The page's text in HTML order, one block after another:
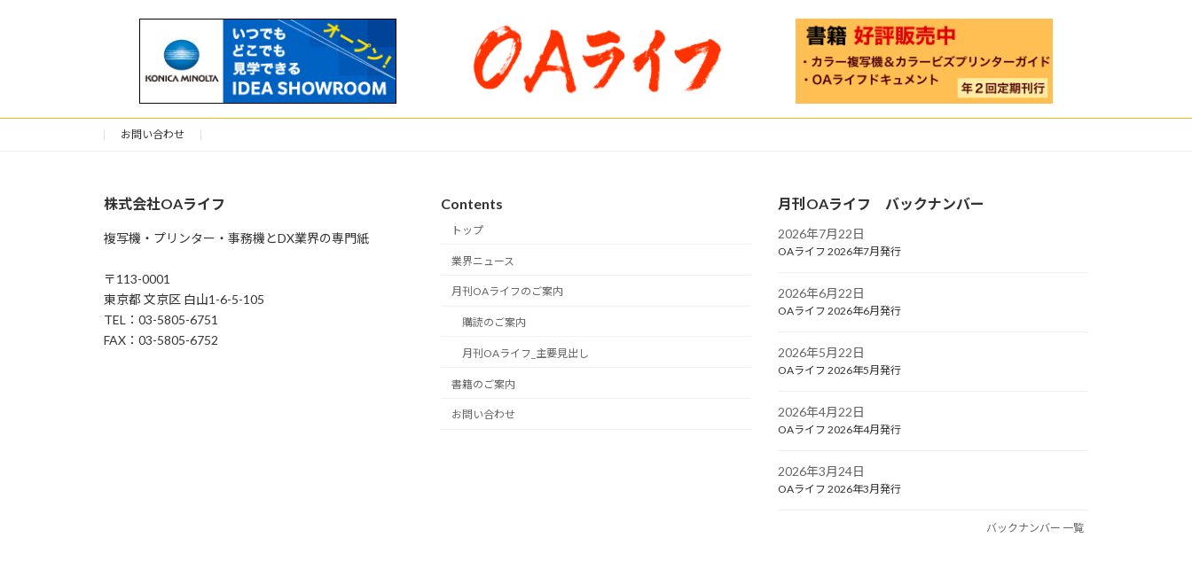
お問い合わせ
株式会社OAライフ
複写機・プリンター・事務機とDX業界の専門紙
〒113-0001
東京都 文京区 白山1-6-5-105
TEL：03-5805-6751
FAX：03-5805-6752
Contents
トップ
業界ニュース
月刊OAライフのご案内
購読のご案内
月刊OAライフ_主要見出し
書籍のご案内
お問い合わせ
月刊OAライフ バックナンバー
2026年7月22日
OAライフ 2026年7月発行
2026年6月22日
OAライフ 2026年6月発行
2026年5月22日
OAライフ 2026年5月発行
2026年4月22日
OAライフ 2026年4月発行
2026年3月24日
OAライフ 2026年3月発行
バックナンバー 一覧